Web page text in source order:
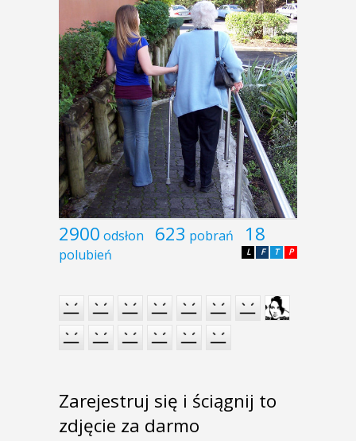
2900 odsłon 623 pobrań 18
polubień P
T
F
L
Zarejestruj się i ściągnij to
zdjęcie za darmo